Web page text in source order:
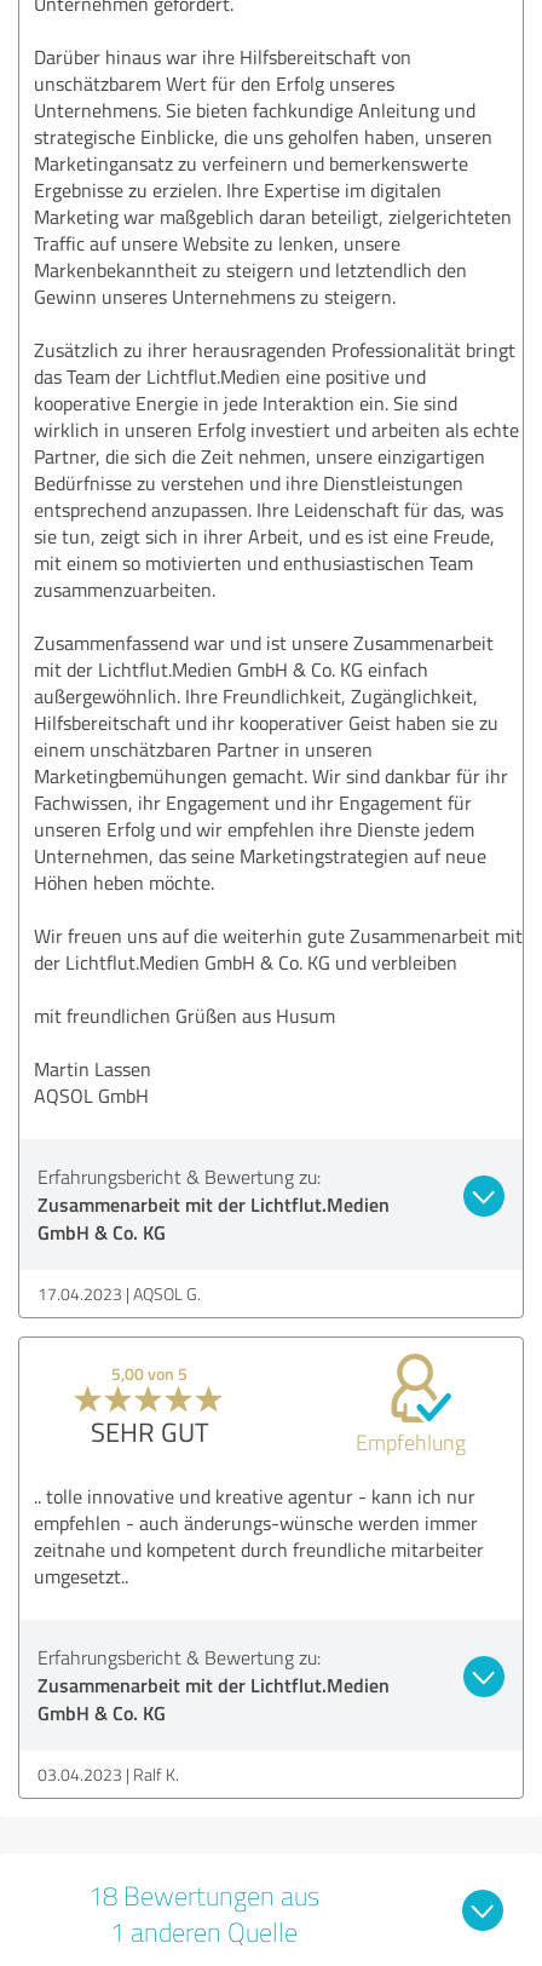
Darüber hinaus war ihre Hilfsbereitschaft von
unschätzbarem Wert für den Erfolg unseres
Unternehmens. Sie bieten fachkundige Anleitung und
strategische Einblicke, die uns geholfen haben, unseren
Marketingansatz zu verfeinern und bemerkenswerte
Ergebnisse zu erzielen. Ihre Expertise im digitalen
Marketing war maßgeblich daran beteiligt, zielgerichteten
Traffic auf unsere Website zu lenken, unsere
Markenbekanntheit zu steigern und letztendlich den
Gewinn unseres Unternehmens zu steigern.
Zusätzlich zu ihrer herausragenden Professionalität bringt
das Team der Lichtflut.Medien eine positive und
kooperative Energie in jede Interaktion ein. Sie sind
wirklich in unseren Erfolg investiert und arbeiten als echte
Partner, die sich die Zeit nehmen, unsere einzigartigen
Bedürfnisse zu verstehen und ihre Dienstleistungen
entsprechend anzupassen. Ihre Leidenschaft für das, was
sie tun, zeigt sich in ihrer Arbeit, und es ist eine Freude,
mit einem so motivierten und enthusiastischen Team
zusammenzuarbeiten.
Zusammenfassend war und ist unsere Zusammenarbeit
mit der Lichtflut.Medien GmbH & Co. KG einfach
außergewöhnlich. Ihre Freundlichkeit, Zugänglichkeit,
Hilfsbereitschaft und ihr kooperativer Geist haben sie zu
einem unschätzbaren Partner in unseren
Marketingbemühungen gemacht. Wir sind dankbar für ihr
Fachwissen, ihr Engagement und ihr Engagement für
unseren Erfolg und wir empfehlen ihre Dienste jedem
Unternehmen, das seine Marketingstrategien auf neue
Höhen heben möchte.
Wir freuen uns auf die weiterhin gute Zusammenarbeit mit
der Lichtflut.Medien GmbH & Co. KG und verbleiben
mit freundlichen Grüßen aus Husum
Martin Lassen
AQSOL GmbH
Erfahrungsbericht & Bewertung zu:
Zusammenarbeit mit der Lichtflut.Medien
GmbH & Co. KG
17.04.2023 AQSOL G.
5,00 von 5
SEHR GUT Empfehlung
.. tolle innovative und kreative agentur - kann ich nur
empfehlen - auch änderungs-wünsche werden immer
zeitnahe und kompetent durch freundliche mitarbeiter
umgesetzt..
Erfahrungsbericht & Bewertung zu:
Zusammenarbeit mit der Lichtflut.Medien
GmbH & Co. KG
03.04.2023 Ralf K.
18 Bewertungen aus
1 anderen Quelle